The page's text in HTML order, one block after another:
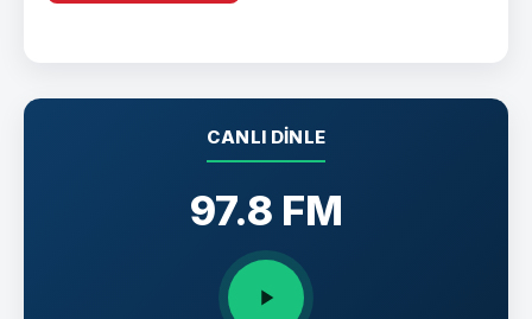
CANLI DINLE
97.8 FM